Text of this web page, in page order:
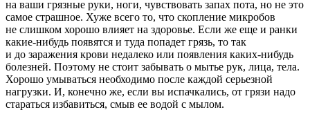
на ваши грязные руки, ноги, чувствовать запах пота, но не это
самое страшное. Хуже всего то, что скопление микробов
не слишком хорошо влияет на здоровье. Если же еще и ранки
какие-нибудь появятся и туда попадет грязь, то так
и до заражения крови недалеко или появления каких-нибудь
болезней. Поэтому не стоит забывать о мытье рук, лица, тела.
Хорошо умываться необходимо после каждой серьезной
нагрузки. И, конечно же, если вы испачкались, от грязи надо
стараться избавиться, смыв ее водой с мылом.